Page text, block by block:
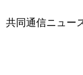
社会
旅と暮らし
暮らし
共同通信ニュー